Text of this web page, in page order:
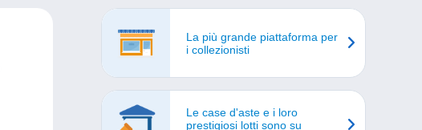
La più grande piattaforma per
i collezionisti
Le case d'aste e i loro
prestigiosi lotti sono su